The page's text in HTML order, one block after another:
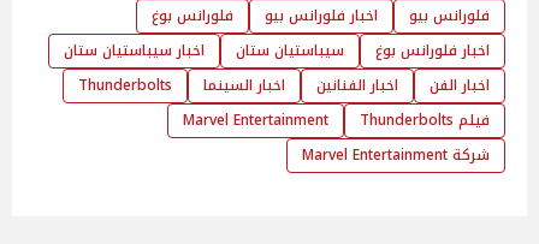
فلورانس بيو اخبار فلورانس بيو
فلورانس بوغ
اخبار فلورانس بوغ
سيباستيان ستان
اخبار سيباستيان ستان
اخبار الفن
اخبار الفنانين اخبار السينما
Thunderbolts
فيلم Thunderbolts
Marvel Entertainment
شركة Marvel Entertainment